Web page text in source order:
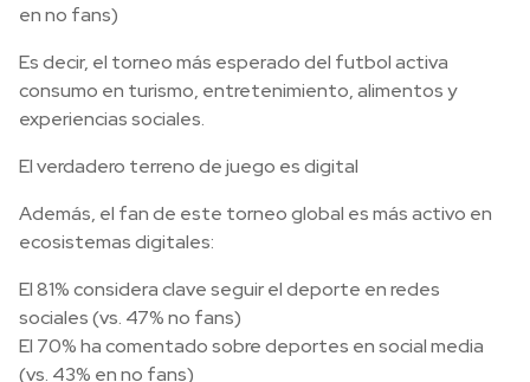
en no fans)
Es decir, el torneo más esperado del futbol activa
consumo en turismo, entretenimiento, alimentos y
experiencias sociales.
El verdadero terreno de juego es digital
Además, el fan de este torneo global es más activo en
ecosistemas digitales:
El 81% considera clave seguir el deporte en redes
sociales (vs. 47% no fans)
El 70% ha comentado sobre deportes en social media
(vs. 43% en no fans)